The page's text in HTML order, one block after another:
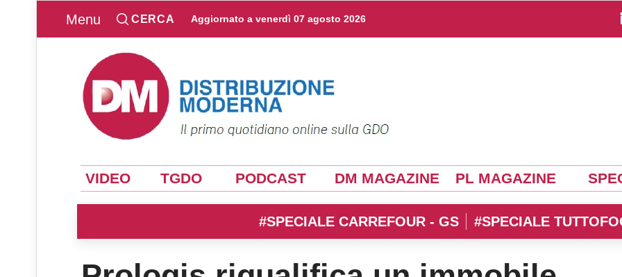
Menu CERCA Aggiornato a venerdì 07 agosto 2026
VIDEO TGDO PODCAST DM MAGAZINE PL MAGAZINE
#SPECIALE CARREFOUR - GS #SPECIALE